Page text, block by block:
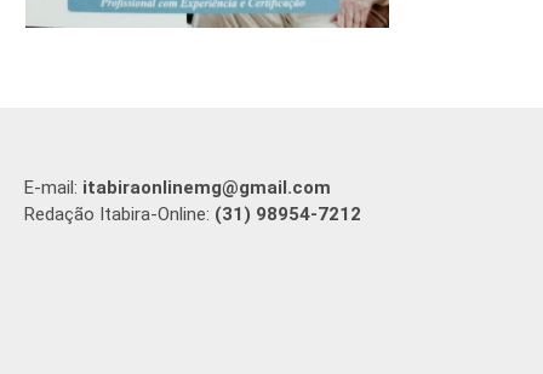
E-mail: itabiraonlinemg@gmail.com
Redação Itabira-Online: (31) 98954-7212